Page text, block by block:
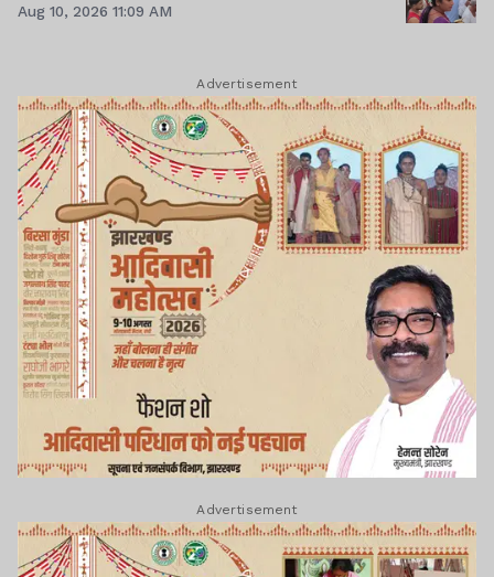
Aug 10, 2026 11:09 AM
Advertisement
Advertisement